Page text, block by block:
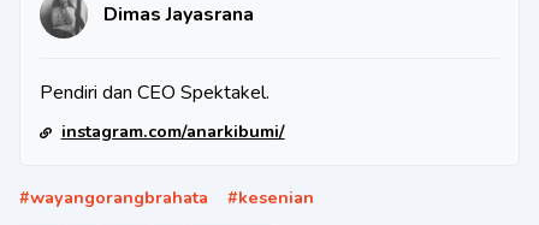
Dimas Jayasrana
Pendiri dan CEO Spektakel.
instagram.com/anarkibumi/
#wayangorangbrahata #kesenian